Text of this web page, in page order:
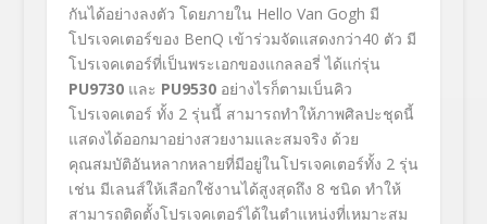
กันได้อย่างลงตัว โดยภายใน Hello Van Gogh มี
โปรเจคเตอร์ของ BenQ เข้าร่วมจัดแสดงกว่า40 ตัว มี
โปรเจคเตอร์ที่เป็นพระเอกของแกลลอรี่ ได้แก่รุ่น
PU9730 และ PU9530อย่างไรก็ตามเบ็นคิว
โปรเจคเตอร์ ทั้ง 2 รุ่นนี้ สามารถทำให้ภาพศิลปะชุดนี้
แสดงได้ออกมาอย่างสวยงามและสมจริง ด้วย
คุณสมบัติอันหลากหลายที่มีอยู่ในโปรเจคเตอร์ทั้ง 2 รุ่น
เช่น มีเลนส์ให้เลือกใช้งานได้สูงสุดถึง 8 ชนิด ทำให้
สามารถติดตั้งโปรเจคเตอร์ได้ในตำแหน่งที่เหมาะสม